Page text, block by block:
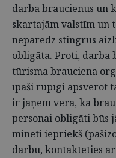
darba braucienus un
skartajām valstīm un
neparedz stingrus
obligāta. Proti, darba
tūrisma brauciena
īpaši rūpīgi apsverot
ir jāņem vērā, ka
personai obligāti būs
minēti iepriekš
darbu, kontaktēties